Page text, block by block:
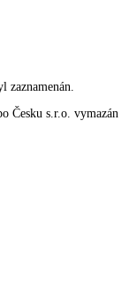
zaznamenán.
Česku s.r.o. vymazán